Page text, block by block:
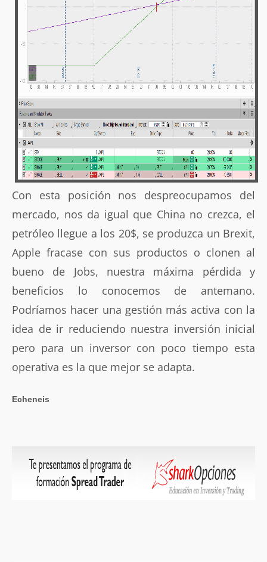
Con esta posición nos despreocupamos del
mercado, nos da igual que China no crezca, el
petróleo llegue a los 20$, se produzca un Brexit,
Apple fracase con sus productos o clonen al
bueno de Jobs, nuestra máxima pérdida y
beneficios lo conocemos de antemano.
Podríamos hacer una gestión más activa con la
idea de ir reduciendo nuestra inversión inicial
pero para un inversor con poco tiempo esta
operativa es la que mejor se adapta.
Echeneis